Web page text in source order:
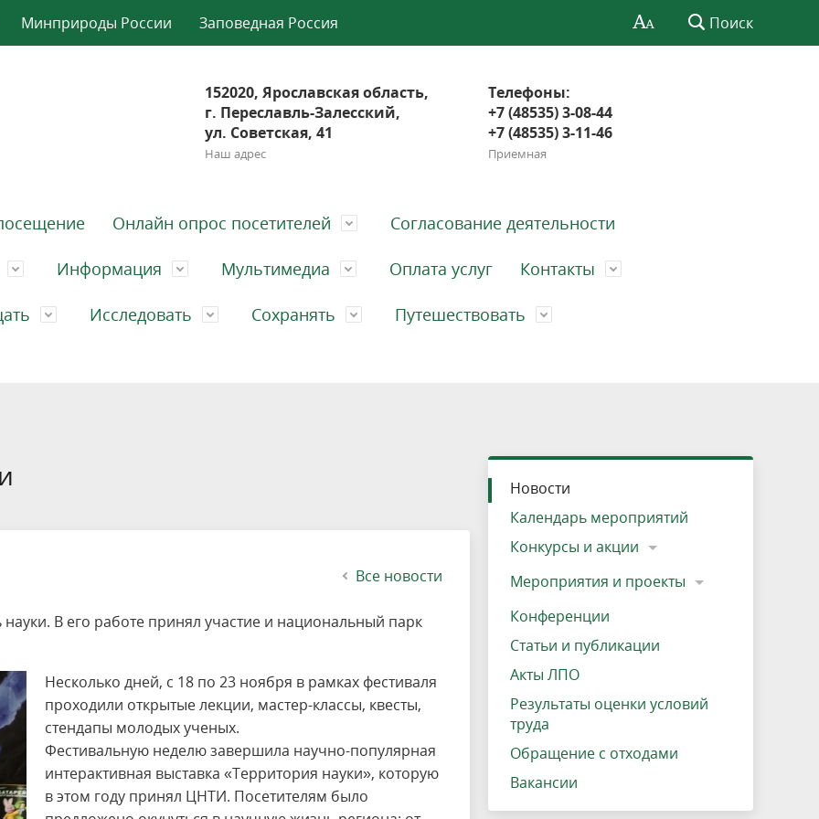
Минприроды России Заповедная Россия Поиск
152020, Ярославская область,
г. Переславль-Залесский,
ул. Советская, 41
Наш адрес
Телефоны:
+7 (48535) 3-08-44
+7 (48535) 3-11-46
Приемная
Озеро Плещеево
Вакансии
Онлайн опрос посетителей Согласование деятельности
Экологические тропы и туристские
маршруты
на озере Зоны для парусного спорта
Прокат велосипедов
Адрес, телефон, схема проезда
Информация
Результаты оценки условий труда
Мультимедиа Оплата услуг Контакты
Интерактивная карта
Исследовать Сохранять
Кадастр объектов животного мира, не
отнесенных к объектам охоты
Интерактивная карта
Путешествовать
Все новости
В его работе принял участие и национальный парк
Несколько дней, с 18 по 23 ноября в рамках фестиваля
проходили открытые лекции, мастер-классы, квесты,
стендапы молодых ученых.
Фестивальную неделю завершила научно-популярная
интерактивная выставка «Территория науки», которую
в этом году принял ЦНТИ. Посетителям было
Новости
Календарь мероприятий
Конкурсы и акции
Мероприятия и проекты
Конференции
Статьи и публикации
Акты ЛПО
Результаты оценки условий
труда
Обращение с отходами
Вакансии